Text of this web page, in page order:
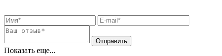
Показать еще...